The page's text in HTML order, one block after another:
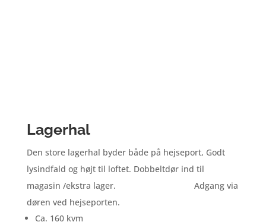
Lagerhal
Den store lagerhal byder både på hejseport, Godt
lysindfald og højt til loftet. Dobbeltdør ind til
magasin /ekstra lager. Adgang via
døren ved hejseporten.
Ca. 160 kvm